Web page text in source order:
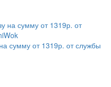
сумму от 1319р. от службы